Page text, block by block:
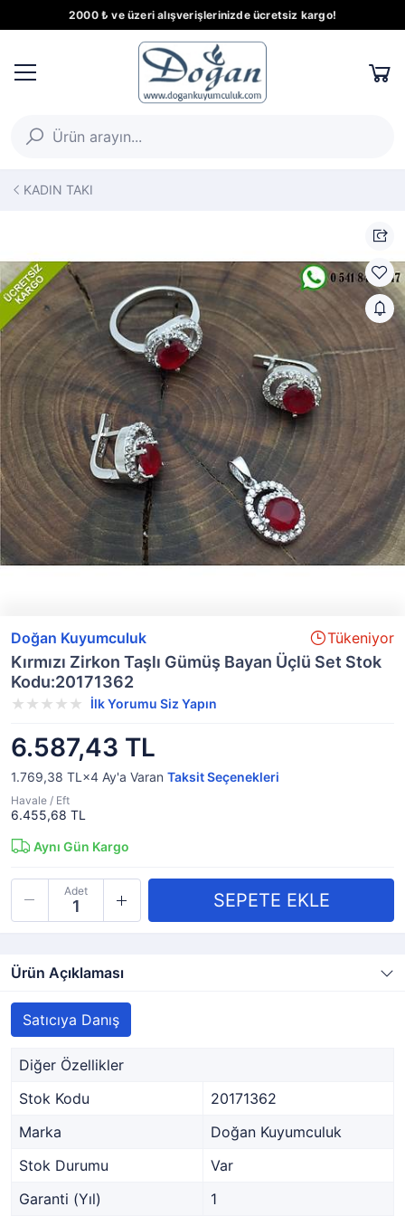
2000 ₺ ve üzeri alışverişlerinizde ücretsiz kargo!
KADIN TAKI
Doğan Kuyumculuk Tükeniyor
Kırmızı Zirkon Taşlı Gümüş Bayan Üçlü Set Stok
Kodu:20171362
İlk Yorumu Siz Yapın
6.587,43 TL
1.769,38 TL×4 Ay'a Varan Taksit Seçenekleri
Havale / Eft
6.455,68 TL
Aynı Gün Kargo
Adet
Ürün Açıklaması
Satıcıya Danış
Diğer Özellikler
Stok Kodu
20171362
Marka
Doğan Kuyumculuk
Stok Durumu
Var
Garanti (Yıl)
1